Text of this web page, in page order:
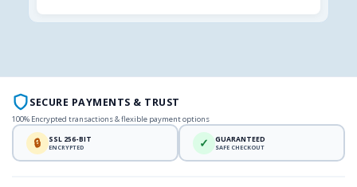
SECURE PAYMENTS & TRUST
100% Encrypted transactions & flexible payment options
🔒 SSL 256-BIT
ENCRYPTED ✓ GUARANTEED
SAFE CHECKOUT